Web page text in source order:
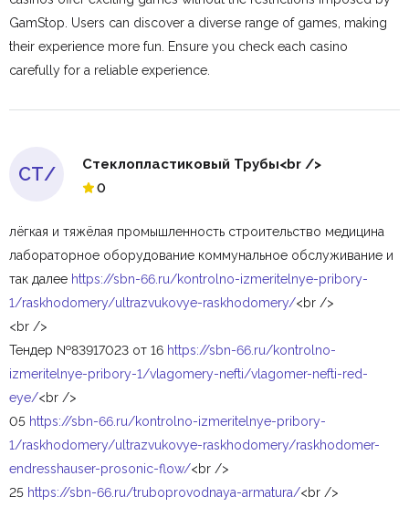
GamStop. Users can discover a diverse range of games, making
their experience more fun. Ensure you check each casino
carefully for a reliable experience.
СТ/ Стеклопластиковый Трубы<br />
0
лёгкая и тяжёлая промышленность строительство медицина
лабораторное оборудование коммунальное обслуживание и
так далее https://sbn-66.ru/kontrolno-izmeritelnye-pribory-
1/raskhodomery/ultrazvukovye-raskhodomery/<br />
<br />
Тендер №83917023 от 16 https://sbn-66.ru/kontrolno-
izmeritelnye-pribory-1/vlagomery-nefti/vlagomer-nefti-red-
eye/<br />
05 https://sbn-66.ru/kontrolno-izmeritelnye-pribory-
1/raskhodomery/ultrazvukovye-raskhodomery/raskhodomer-
endresshauser-prosonic-flow/<br />
25 https://sbn-66.ru/truboprovodnaya-armatura/<br />